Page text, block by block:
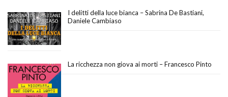
I delitti della luce bianca – Sabrina De Bastiani,
Daniele Cambiaso
La ricchezza non giova ai morti – Francesco Pinto